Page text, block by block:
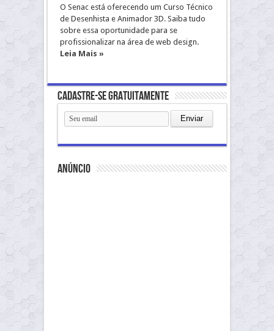
O Senac está oferecendo um Curso Técnico
de Desenhista e Animador 3D. Saiba tudo
sobre essa oportunidade para se
profissionalizar na área de web design.
Leia Mais »
Cadastre-se gratuitamente
anúncio